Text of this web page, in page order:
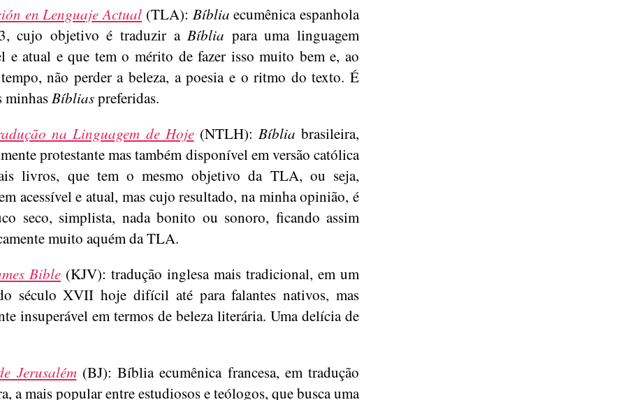
en Lenguaje Actual (TLA): Bíblia ecumênica espanhola
cujo objetivo é traduzir aBíblia para uma linguagem
e atual e que tem o mérito de fazer isso muito bem e, ao
não perder a beleza, a poesia e o ritmo do texto. É
minhasBíbliaspreferidas.
na Linguagem de Hoje(NTLH): Bíblia brasileira,
protestante mas também disponível em versão católica
livros, que tem o mesmo objetivo da TLA, ou seja,
acessível e atual, mas cujo resultado, na minha opinião, é
seco, simplista, nada bonito ou sonoro, ficando assim
muito aquém da TLA.
Bible (KJV): tradução inglesa mais tradicional, em um
século XVII hoje difícil até para falantes nativos, mas
insuperável em termos de beleza literária. Uma delícia de
Jerusalém(BJ): Bíblia ecumênica francesa, em tradução
a mais popular entre estudiosos e teólogos, que busca uma